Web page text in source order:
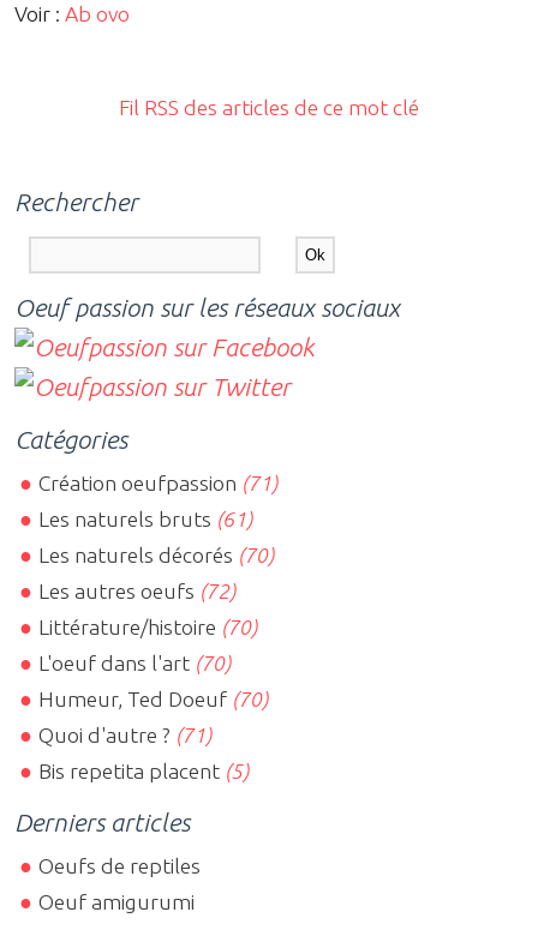
Voir : Ab ovo
Fil RSS des articles de ce mot clé
Rechercher
Oeuf passion sur les réseaux sociaux
Catégories
Création oeufpassion (71)
Les naturels bruts (61)
Les naturels décorés (70)
Les autres oeufs (72)
Littérature/histoire (70)
L'oeuf dans l'art (70)
Humeur, Ted Doeuf (70)
Quoi d'autre ? (71)
Bis repetita placent (5)
Derniers articles
Oeufs de reptiles
Oeuf amigurumi